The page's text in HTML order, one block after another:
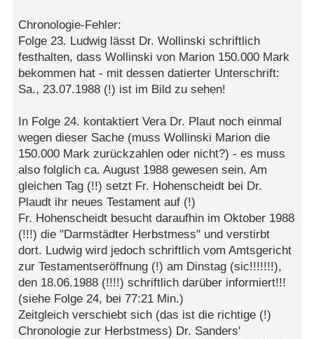
Chronologie-Fehler:
Folge 23. Ludwig lässt Dr. Wollinski schriftlich
festhalten, dass Wollinski von Marion 150.000 Mark
bekommen hat - mit dessen datierter Unterschrift:
Sa., 23.07.1988 (!) ist im Bild zu sehen!
In Folge 24. kontaktiert Vera Dr. Plaut noch einmal
wegen dieser Sache (muss Wollinski Marion die
150.000 Mark zurückzahlen oder nicht?) - es muss
also folglich ca. August 1988 gewesen sein. Am
gleichen Tag (!!) setzt Fr. Hohenscheidt bei Dr.
Plaudt ihr neues Testament auf (!)
Fr. Hohenscheidt besucht daraufhin im Oktober 1988
(!!!) die "Darmstädter Herbstmess" und verstirbt
dort. Ludwig wird jedoch schriftlich vom Amtsgericht
zur Testamentseröffnung (!) am Dinstag (sic!!!!!!!),
den 18.06.1988 (!!!!) schriftlich darüber informiert!!!
(siehe Folge 24, bei 77:21 Min.)
Zeitgleich verschiebt sich (das ist die richtige (!)
Chronologie zur Herbstmess) Dr. Sanders'